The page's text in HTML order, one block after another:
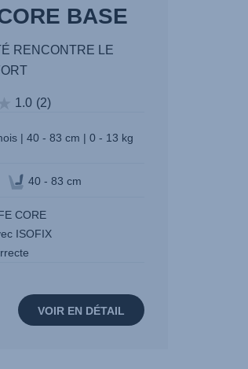
BASE
RENCONTRE LE
1.0 (2)
| 40 - 83 cm | 0 - 13 kg
40 - 83 cm
CORE
ISOFIX
VOIR EN DÉTAIL